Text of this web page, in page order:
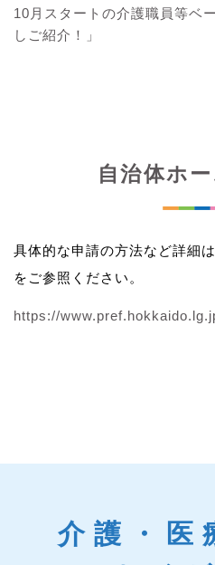
10月スタートの介護職員等ベ
しご紹介！」
自治体ホ
具体的な申請の方法など詳細
をご参照ください。
https://
介護・医